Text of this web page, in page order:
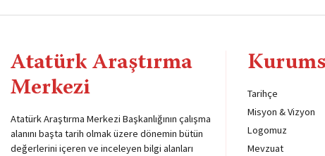
Atatürk Araştırma
Merkezi
Atatürk Araştırma Merkezi Başkanlığının çalışma
alanını başta tarih olmak üzere dönemin bütün
değerlerini içeren ve inceleyen bilgi alanları
Tarihçe
Misyon & Vizyon
Logomuz
Mevzuat